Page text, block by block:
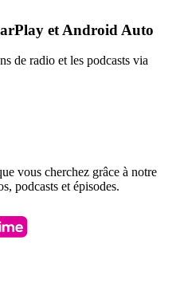
et Android Auto
de radio et les podcasts via
vous cherchez grâce à notre
podcasts et épisodes.